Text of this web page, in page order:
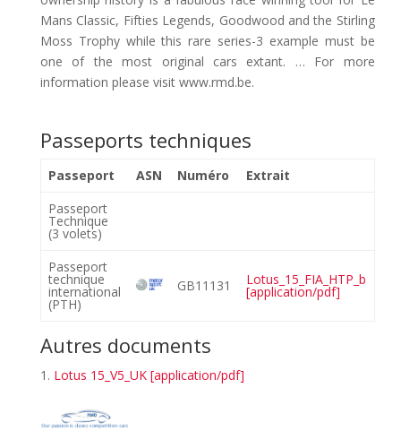
Mans Classic, Fifties Legends, Goodwood and the Stirling
Moss Trophy while this rare series-3 example must be
one of the most original cars extant. … For more
information please visit www.rmd.be.
Passeports techniques
Passeport ASN Numéro
Extrait
Passeport
Technique
(3 volets)
Passeport
technique
international
(PTH)
GB11131 Lotus_15_FIA_HTP_b
[application/pdf]
Autres documents
Lotus 15_V5_UK [application/pdf]